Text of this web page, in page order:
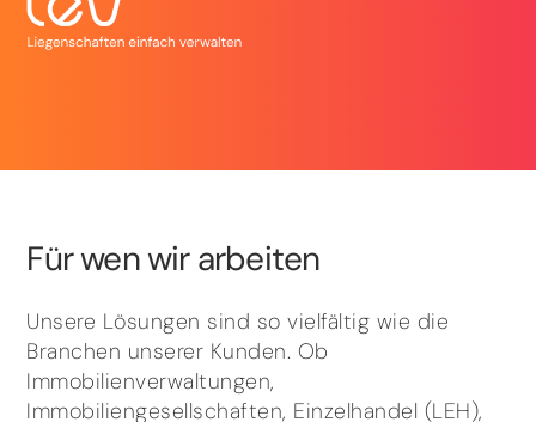
Für wen wir arbeiten
Unsere Lösungen sind so vielfältig wie die
Branchen unserer Kunden. Ob
Immobilienverwaltungen,
Immobiliengesellschaften, Einzelhandel (LEH),